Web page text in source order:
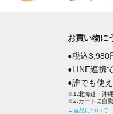
お買い物に
●税込3,980
●LINE連携
●誰でも使
※1.北海道・沖
※2.カートに自
→返品について